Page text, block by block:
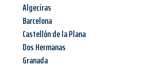
Algeciras
Barcelona
Castellón de la Plana
Dos Hermanas
Granada